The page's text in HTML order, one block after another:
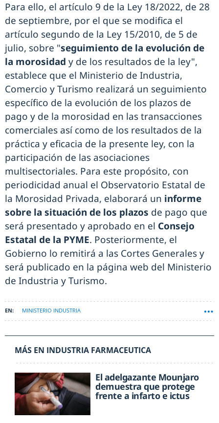
Para ello, el artículo 9 de la Ley 18/2022, de 28
de septiembre, por el que se modifica el
artículo segundo de la Ley 15/2010, de 5 de
julio, sobre "seguimiento de la evolución de
la morosidad y de los resultados de la ley",
establece que el Ministerio de Industria,
Comercio y Turismo realizará un seguimiento
específico de la evolución de los plazos de
pago y de la morosidad en las transacciones
comerciales así como de los resultados de la
práctica y eficacia de la presente ley, con la
participación de las asociaciones
multisectoriales. Para este propósito, con
periodicidad anual el Observatorio Estatal de
la Morosidad Privada, elaborará un informe
sobre la situación de los plazos de pago que
será presentado y aprobado en el Consejo
Estatal de la PYME. Posteriormente, el
Gobierno lo remitirá a las Cortes Generales y
será publicado en la página web del Ministerio
de Industria y Turismo.
MINISTERIO INDUSTRIA
MÁS EN INDUSTRIA FARMACEUTICA
El adelgazante Mounjaro
demuestra que protege
frente a infarto e ictus